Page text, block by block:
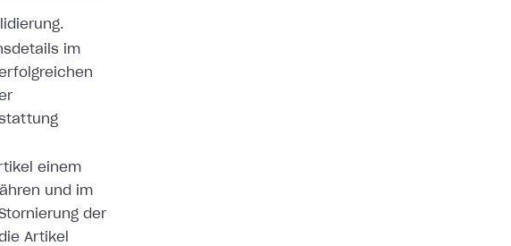
im
einem
und im
der
Artikel